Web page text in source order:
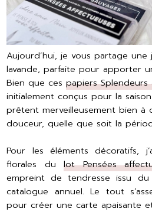
Aujourd’hui, je vous partage
lavande, parfaite pour apporter
Bien que cespapiers Splendeurs
initialement conçus pour la
prêtent merveilleusement bien à
douceur, quelle que soit la
Pour les éléments décoratifs,
florales dulot Pensées
empreint de tendresse issu du
catalogue annuel. Le tout
pour créer une carte apaisante